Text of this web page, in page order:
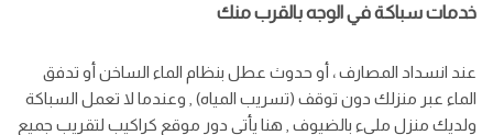
خدمات سباكة في الوجه بالقرب منك
عند انسداد المصارف ، أو حدوث عطل بنظام الماء الساخن أو تدفق
الماء عبر منزلك دون توقف (تسريب المياه) , وعندما لا تعمل السباكة
ولديك منزل مليء بالضيوف , هنا يأتي دور موقع كراكيب لتقريب جميع